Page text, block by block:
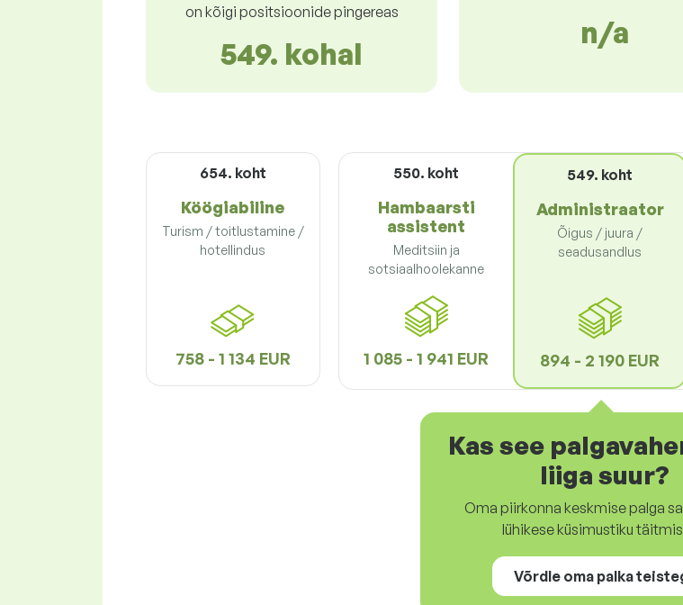
on kõigi positsioonide pingereas
549. kohal
n/a
654. koht
Köögiabiline
Turism / toitlustamine /
hotellindus
758 - 1 134 EUR
550. koht
Hambaarsti
assistent
Meditsiin ja
sotsiaalhoolekanne
1 085 - 1 941 EUR
549. koht
Administraator
Õigus / juura /
seadusandlus
894 - 2 190 EUR
Kas see
liiga suur?
Oma piirkonna keskmise palga
lühikese küsimustiku
Võrdle oma palka